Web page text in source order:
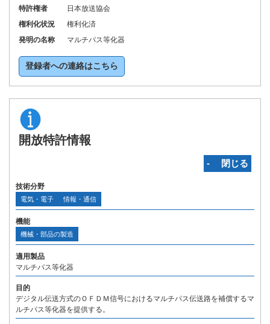
特許権者
日本放送協会
権利化状況
権利化済
発明の名称
マルチパス等化器
登録者への連絡はこちら
開放特許情報
‐ 閉じる
技術分野
電気・電子 情報・通信
機能
機械・部品の製造
適用製品
マルチパス等化器
目的
デジタル伝送方式のＯＦＤＭ信号におけるマルチパス伝送路を補償するマ
ルチパス等化器を提供する。